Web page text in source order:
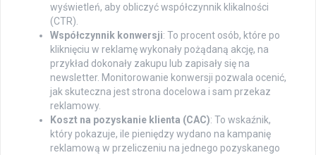
wyświetleń, aby obliczyć współczynnik klikalności
(CTR).
Współczynnik konwersji: To procent osób, które po
kliknięciu w reklamę wykonały pożądaną akcję, na
przykład dokonały zakupu lub zapisały się na
newsletter. Monitorowanie konwersji pozwala ocenić,
jak skuteczna jest strona docelowa i sam przekaz
reklamowy.
Koszt na pozyskanie klienta (CAC): To wskaźnik,
który pokazuje, ile pieniędzy wydano na kampanię
reklamową w przeliczeniu na jednego pozyskanego